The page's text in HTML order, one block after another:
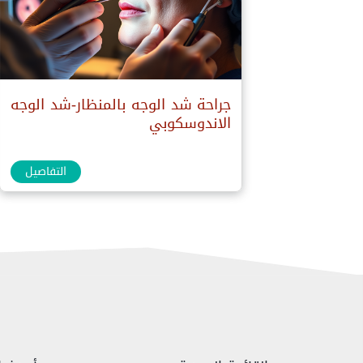
جراحة شد الوجه بالمنظار-شد الوجه
الاندوسكوبي
التفاصيل